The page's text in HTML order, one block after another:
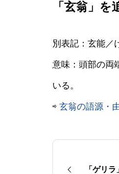
「玄翁」を
別表記：玄能／
意味：頭部の両
いる。
⇨ 玄翁の語源・
「ゲリ